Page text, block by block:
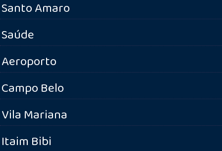
Santo Amaro
Saúde
Aeroporto
Campo Belo
Vila Mariana
Itaim Bibi